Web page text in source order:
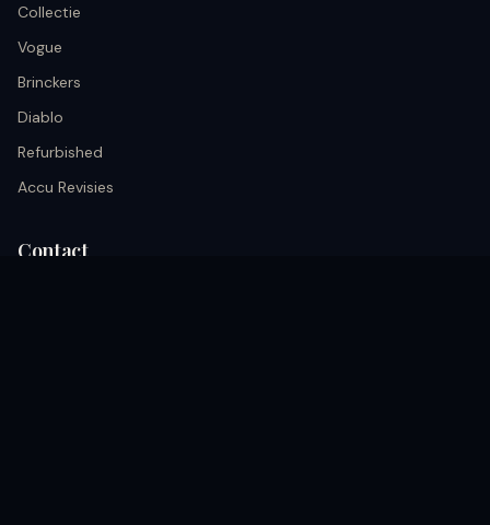
Collectie
Vogue
Brinckers
Diablo
Refurbished
Accu Revisies
Contact